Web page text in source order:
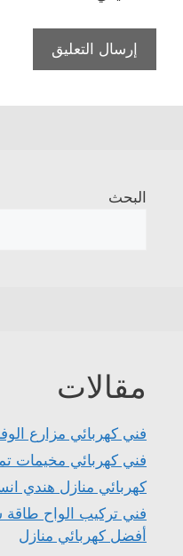
البحث
مقالات
فني كهربائي مزارع
فني كهربائي مخيمات
كهربائي منازل هندي
فني تركيب الواح طاقة
أفضل كهربائي منازل